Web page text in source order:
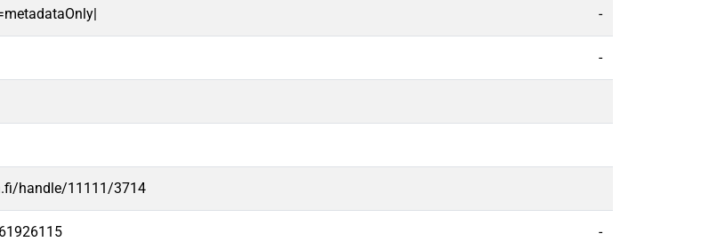
-
-
handle/11111/3714
-